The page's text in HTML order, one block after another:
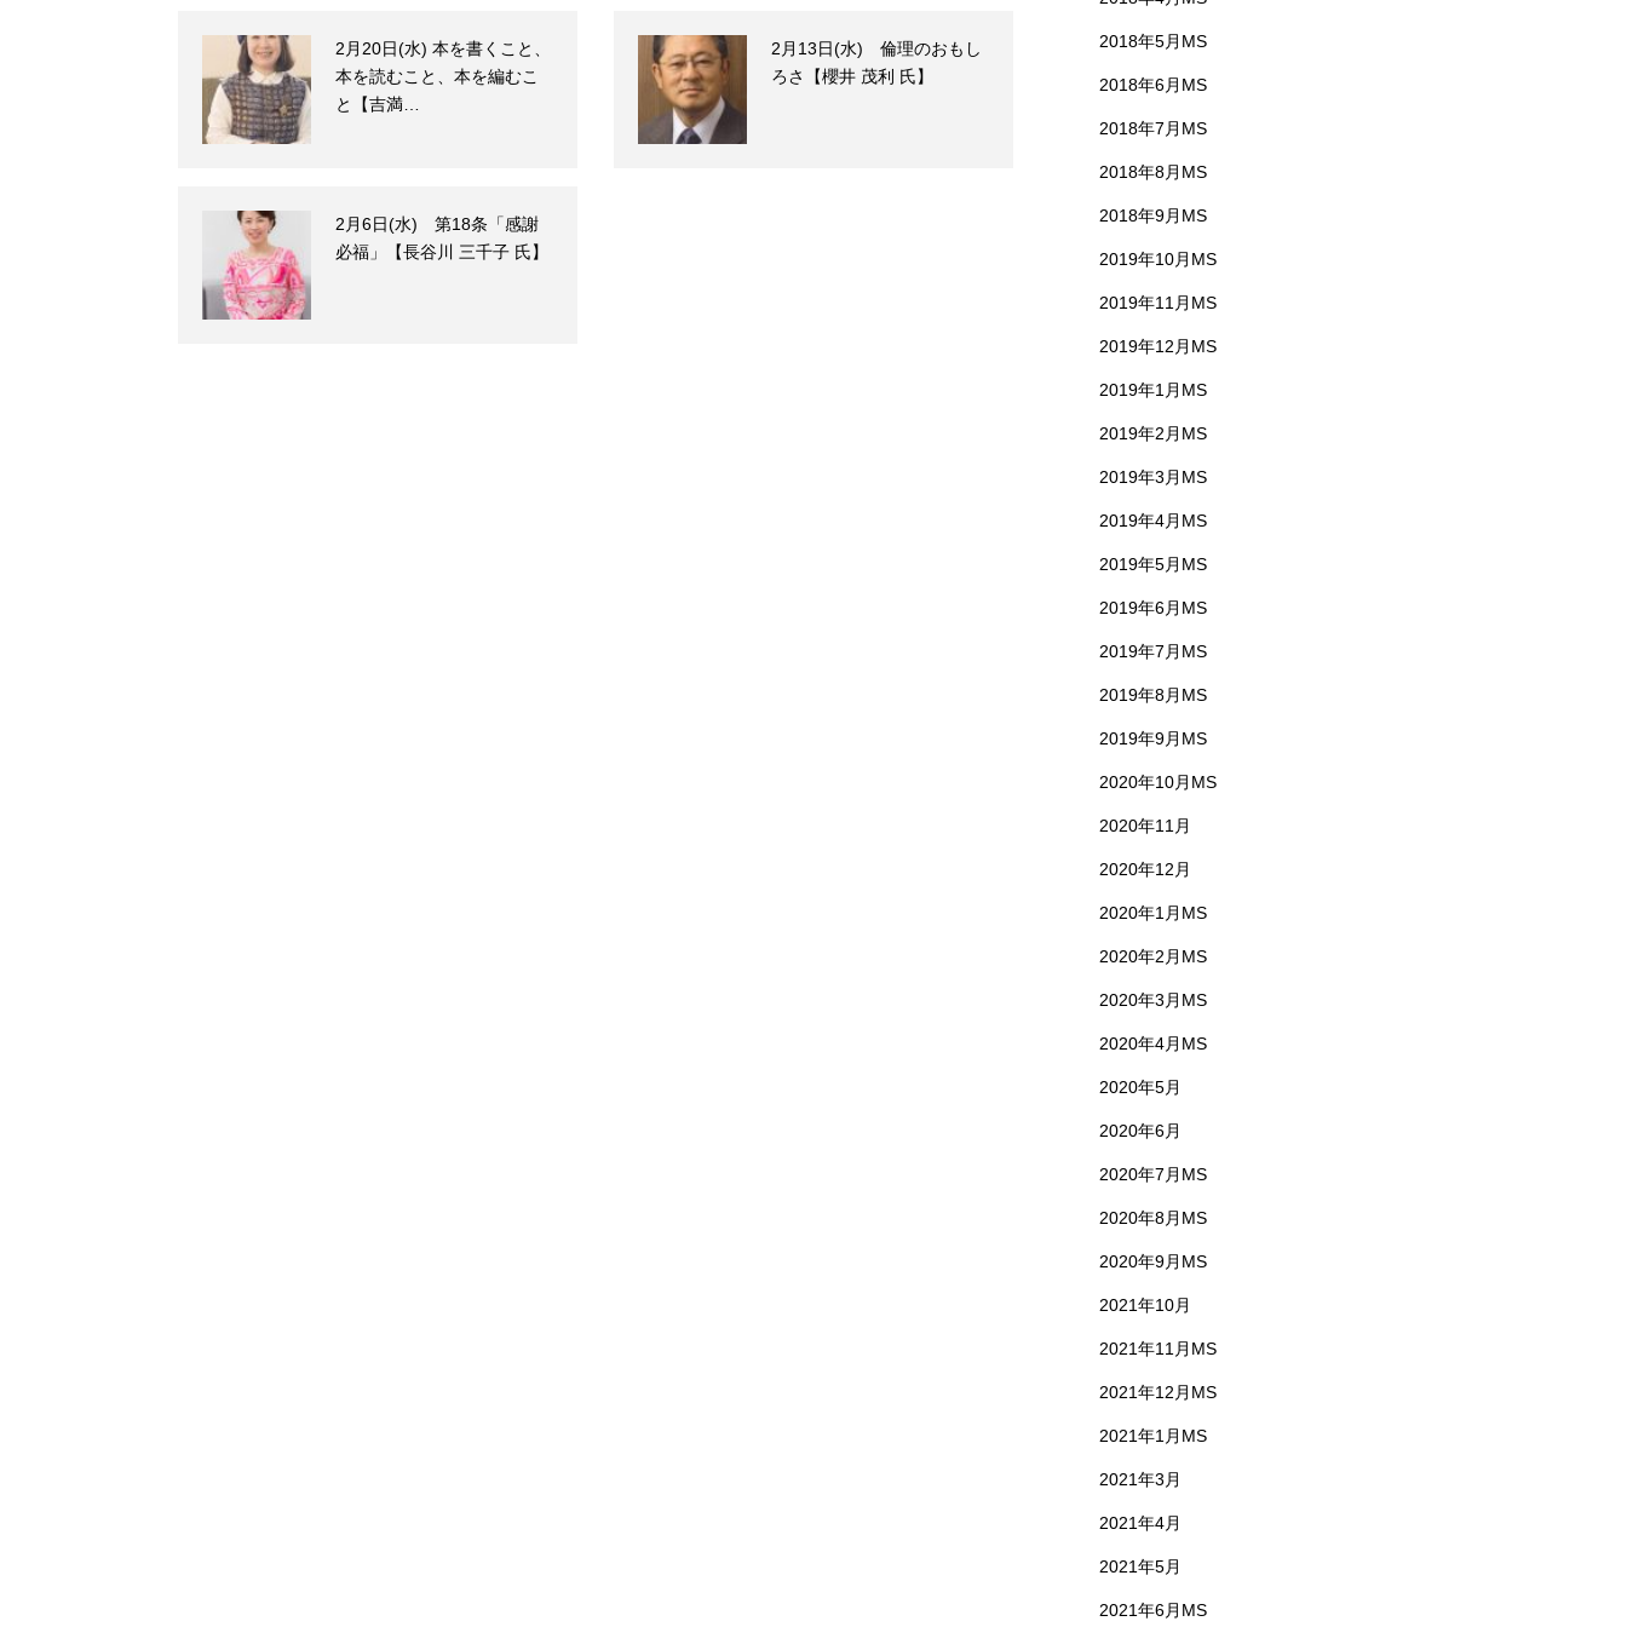
2月20日(水) 本を書くこと、
本を読むこと、本を編むこ
と【吉満…
2月13日(水) 倫理のおもし
ろさ【櫻井 茂利 氏】
2月6日(水) 第18条「感謝
必福」【長谷川 三千子 氏】
2018年5月MS
2018年6月MS
2018年7月MS
2018年8月MS
2018年9月MS
2019年10月MS
2019年11月MS
2019年12月MS
2019年1月MS
2019年2月MS
2019年3月MS
2019年4月MS
2019年5月MS
2019年6月MS
2019年7月MS
2019年8月MS
2019年9月MS
2020年10月MS
2020年11月
2020年12月
2020年1月MS
2020年2月MS
2020年3月MS
2020年4月MS
2020年5月
2020年6月
2020年7月MS
2020年8月MS
2020年9月MS
2021年10月
2021年11月MS
2021年12月MS
2021年1月MS
2021年3月
2021年4月
2021年5月
2021年6月MS